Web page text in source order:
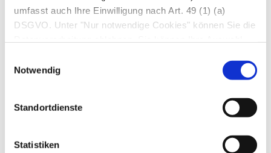
umfasst auch Ihre Einwilligung nach Art. 49 (1) (a)
DSGVO. Unter "Nur notwendige Cookies" können Sie die
Notwendig
Standortdienste
Statistiken
mittlerweile davon aus, dass die aufgenommene
Anthocyanidin-Menge in den Studien zu gering
Studien verwenden deshalb Mengen von bis zu
100 Milligramm Anthocyanidinen – eine Menge,
die nur in Nahrungsergänzungsmitteln
vorkommt. Allerdings stehen die Ergebnisse der
Studien noch aus. Bis die Studien durchgeführt